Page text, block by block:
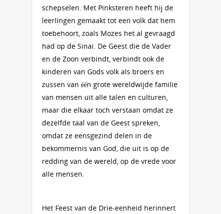
schepselen. Met Pinksteren heeft hij de
leerlingen gemaakt tot een volk dat hem
toebehoort, zoals Mozes het al gevraagd
had op de Sinai. De Geest die de Vader
en de Zoon verbindt, verbindt ook de
kinderen van Gods volk als broers en
zussen van één grote wereldwijde familie
van mensen uit alle talen en culturen,
maar die elkaar toch verstaan omdat ze
dezelfde taal van de Geest spreken,
omdat ze eensgezind delen in de
bekommernis van God, die uit is op de
redding van de wereld, op de vrede voor
alle mensen.
Het Feest van de Drie-eenheid herinnert